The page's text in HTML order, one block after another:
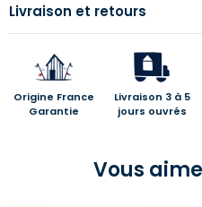
Livraison et retours
Origine France
Garantie
Livraison 3 à 5
jours ouvrés
Vous